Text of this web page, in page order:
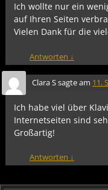
Ich wollte nur ein
auf Ihren Seiten
Vielen Dank für die
Antworten ↓
Clara Ssagte am 11.
Ich habe viel über
Internetseiten sind
Großartig!
Antworten ↓